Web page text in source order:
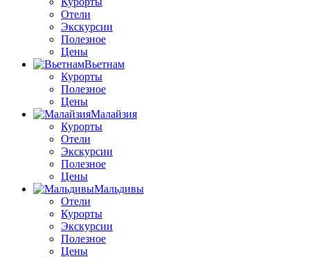
Отели
Экскурсии
Полезное
Цены
Вьетнам
Курорты
Полезное
Цены
Малайзия
Курорты
Отели
Экскурсии
Полезное
Цены
Мальдивы
Отели
Курорты
Экскурсии
Полезное
Цены